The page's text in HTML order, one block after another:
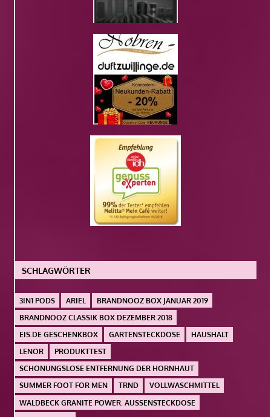
SCHLAGWÖRTER
3IN1 PODS ARIEL
BRANDNOOZ BOX JANUAR 2019
BRANDNOOZ CLASSIK BOX DEZEMBER 2018
EIS.DE GESCHENKBOX
GARTENSTECKDOSE
HAUSHALT
LENOR
PRODUKTTEST
SCHONUNGSLOSE ENTFERNUNG DER HORNHAUT
SUMMER FOOT FOR MEN
TRND
VOLLWASCHMITTEL
WALDBECK GRANITE POWER. AUSSENSTECKDOSE